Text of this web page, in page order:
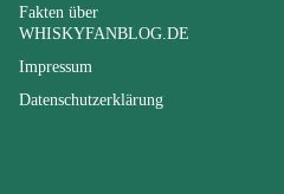
Fakten über
WHISKYFANBLOG.DE
Impressum
Datenschutzerklärung